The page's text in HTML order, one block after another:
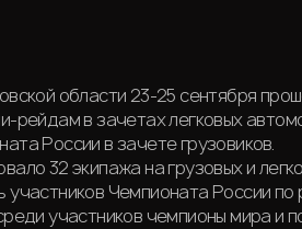
области 23-25 сентября
рейдам в зачетах легковых
России в зачете грузовиков.
32 экипажа на грузовых и
участников Чемпионата России
участников чемпионы мира и